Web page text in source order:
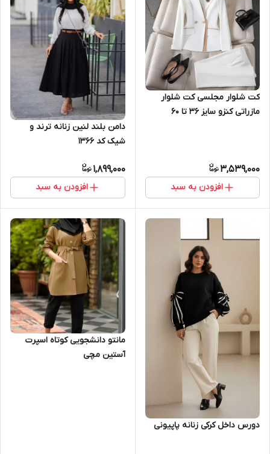
کت شلوار مجلسی کت شلوار
مازراتی کنزو سایز 36 تا 60
3,539,000
افزودن به سبد
دامن بلند لنین زنانه ترند و
شیک کد ۱۳۶۶
1,899,000
افزودن به سبد
دورس داخل کرکی زنانه پاپیونی
مانتو دانشجویی کوتاه اسپرت
آستین مچی